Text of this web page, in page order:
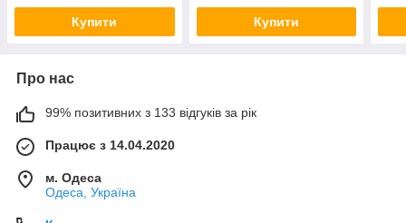
Купити Купити
Про нас
99% позитивних з 133 відгуків за рік
Працює з 14.04.2020
м. Одеса
Одеса, Україна